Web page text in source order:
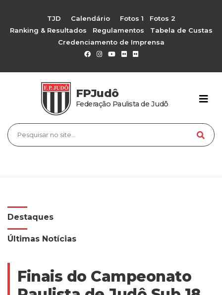
TJD Calendário Fotos 1
Fotos 2
Ranking & Resultados
Regulamentos
Tabela de Custas
Credenciamento de Imprensa
FPJudô
Federação Paulista de Judô
Destaques
Últimas Notícias
Finais do Campeonato